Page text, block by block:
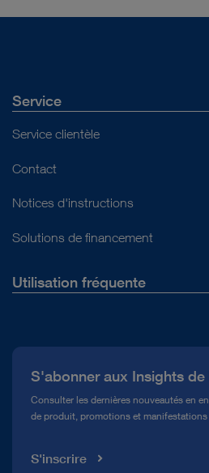
Service
Service clientèle
Contact
Notices d'instructions
Solutions de financement
Utilisation fréquente
Service télé-assistance Conformité
Médiathèque
S'abonner aux Insights de
Consulter les dernières nouveautés en
de produit, promotions et manifestations
S'inscrire